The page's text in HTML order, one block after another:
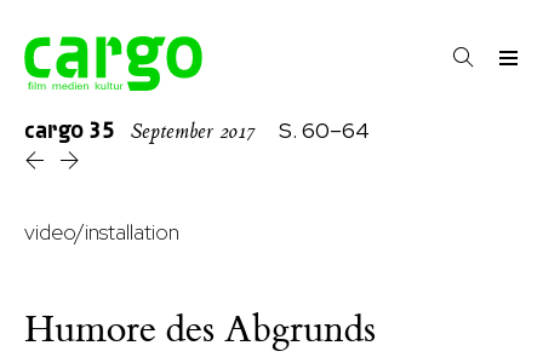
cargo 35 September 2017 S. 60–64
video/installation
Humore des Abgrunds